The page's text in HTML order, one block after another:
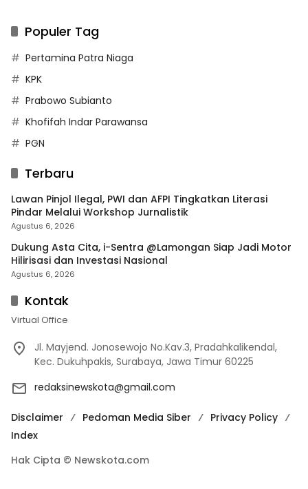
Populer Tag
Pertamina Patra Niaga
KPK
Prabowo Subianto
Khofifah Indar Parawansa
PGN
Terbaru
Lawan Pinjol Ilegal, PWI dan AFPI Tingkatkan Literasi
Pindar Melalui Workshop Jurnalistik
Agustus 6, 2026
Dukung Asta Cita, i-Sentra @Lamongan Siap Jadi Motor
Hilirisasi dan Investasi Nasional
Agustus 6, 2026
Kontak
Virtual Office
Jl. Mayjend. Jonosewojo No.Kav.3, Pradahkalikendal,
Kec. Dukuhpakis, Surabaya, Jawa Timur 60225
redaksinewskota@gmail.com
Disclaimer Pedoman Media Siber
Privacy Policy
Index
Hak Cipta © Newskota.com